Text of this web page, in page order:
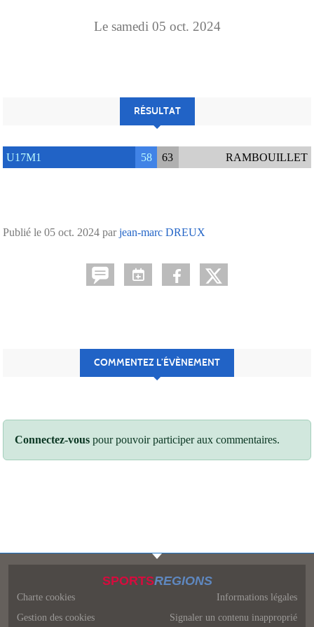
Le samedi 05 oct. 2024
RÉSULTAT
U17M1 58 63 RAMBOUILLET
Publié le 05 oct. 2024 parjean-marc DREUX
COMMENTEZ L’ÉVÈNEMENT
Connectez-vous pour pouvoir participer aux commentaires.
SPORTSREGIONS
Charte cookies
Gestion des cookies
Informations légales
Signaler un contenu inapproprié